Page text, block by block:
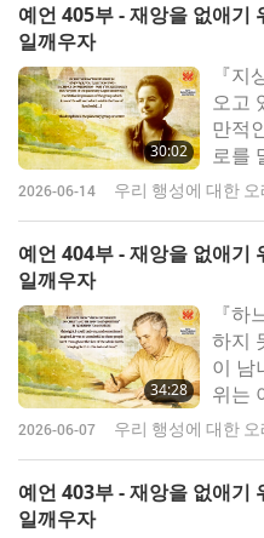
계 보
불
샴발
예언 405부 - 재앙을 없애기
일깨우자
30:02
『
오고
만적
로를
부를
이다.
발
트 불
2026-06-14 우리 행성에 대한
예언 404부 - 재앙을 없애기
일깨우자
34:28
『
하지
이 남
위는
는 이
세웠
2026-06-07 우리 행성에 대한
예언 403부 - 재앙을 없애기
일깨우자